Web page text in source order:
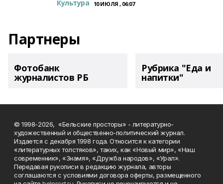
Культура 10 ИЮЛЯ , 06:07
Партнеры
Фотобанк
журналистов РБ
Рубрика "Еда и
напитки"
© 1998-2026, «Бельские просторы» - литературно-
художественный и общественно-политический журнал.
Издается с декабря 1998 года. Относится к категории
«литературных толстяков», таких, как «Новый мир», «Наш
современник», «Знамя», «Дружба народов», «Урал».
Передавая рукописи в редакцию журнала, авторы
соглашаются с условиями договора оферты, размещенного